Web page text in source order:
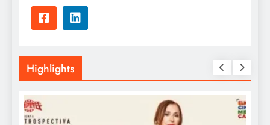
Highlights